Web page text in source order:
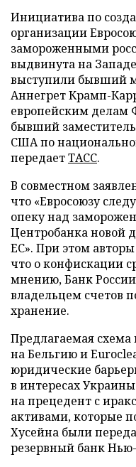
Инициатива по
организации
замороженными
выдвинута на
выступили бывший
Аннегрет Крамп-
европейским делам
бывший
США по
передаетТАСС.
В совместном
что «Евросоюзу
опеку над
Центробанка новой
ЕС». При этом
что о конфискации
мнению, Банк
владельцем счетов
хранение.
Предлагаемая схема
на Бельгию и
юридические
в интересах
на прецедент с
активами, которые
Хусейна были
резервный банк